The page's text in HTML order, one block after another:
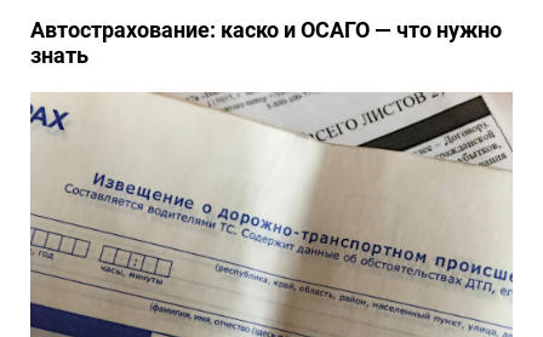
Автострахование: каско и ОСАГО — что нужно
знать